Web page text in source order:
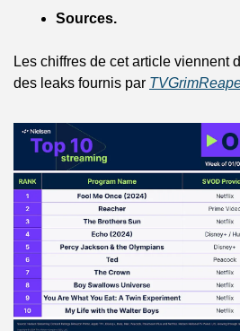
Sources.
Les chiffres de cet article viennent
des leaks fournis par